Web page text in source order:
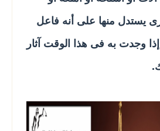
يستدل منها على أنه فاعل
وجدت به فى هذا الوقت آثار